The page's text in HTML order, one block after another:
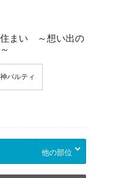
住まい ～想い出の
パルティ
他の部位